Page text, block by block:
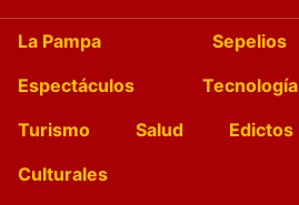
La Pampa Sepelios
Espectáculos
Tecnología
Turismo
Salud Edictos
Culturales